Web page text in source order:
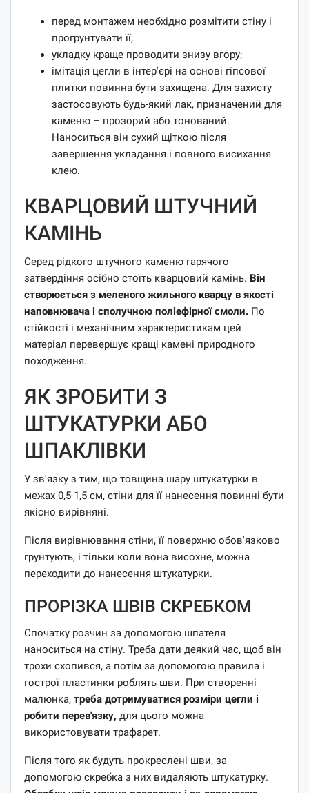
перед монтажем необхідно розмітити стіну і
прогрунтувати її;
укладку краще проводити знизу вгору;
імітація цегли в інтер'єрі на основі гіпсової
плитки повинна бути захищена. Для захисту
застосовують будь-який лак, призначений для
каменю – прозорий або тонований.
Наноситься він сухий щіткою після
завершення укладання і повного висихання
клею.
КВАРЦОВИЙ ШТУЧНИЙ
КАМІНЬ
Серед рідкого штучного каменю гарячого
затвердіння осібно стоїть кварцовий камінь. Він
створюється з меленого жильного кварцу в якості
наповнювача і сполучною поліефірної смоли. По
стійкості і механічним характеристикам цей
матеріал перевершує кращі камені природного
походження.
ЯК ЗРОБИТИ З
ШТУКАТУРКИ АБО
ШПАКЛІВКИ
У зв'язку з тим, що товщина шару штукатурки в
межах 0,5-1,5 см, стіни для її нанесення повинні бути
якісно вирівняні.
Після вирівнювання стіни, її поверхню обов'язково
грунтують, і тільки коли вона висохне, можна
переходити до нанесення штукатурки.
ПРОРІЗКА ШВІВ СКРЕБКОМ
Спочатку розчин за допомогою шпателя
наноситься на стіну. Треба дати деякий час, щоб він
трохи схопився, а потім за допомогою правила і
гострої пластинки роблять шви. При створенні
малюнка, треба дотримуватися розміри цегли і
робити перев'язку, для цього можна
використовувати трафарет.
Після того як будуть прокреслені шви, за
допомогою скребка з них видаляють штукатурку.